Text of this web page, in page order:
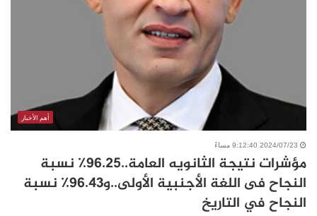
أهم الأخبار
2024/07/23 9:12:40 مساءً
مؤشرات نتيجة الثانويه العامة..٩٦.٢٥٪؜ نسبة
النجاح فى اللغة الأجنبية الأولى..و٩٦.٤٣٪؜ نسبة
النجاح في التاريخ